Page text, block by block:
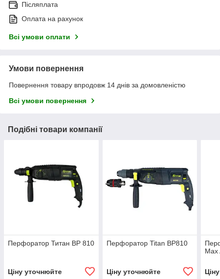
Післяплата
Оплата на рахунок
Всі умови оплати
Умови повернення
Повернення товару впродовж 14 днів за домовленістю
Всі умови повернення
Подібні товари компанії
Перфоратор Титан BP 810
Ціну уточнюйте
Перфоратор Titan BP810
Ціну уточнюйте
Max